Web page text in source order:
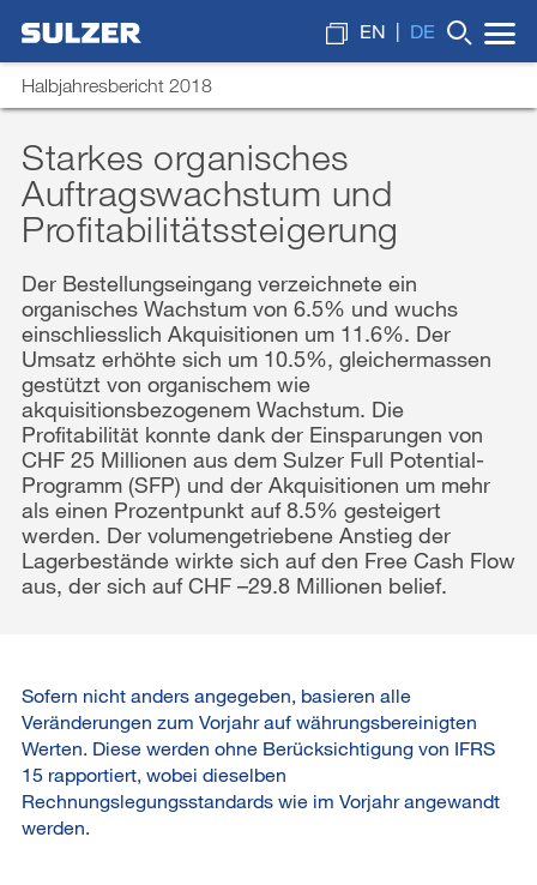
Halbjahresbericht 2018
EN DE
Brief an die Aktionärinnen und Aktionäre
Unsere Kennzahlen
Lagebericht
Finanzberichterstattung
Downloads
Wonach suchen Sie?
Starkes organisches
Auftragswachstum und
Profitabilitätssteigerung
Der Bestellungseingang verzeichnete ein
organisches Wachstum von 6.5% und wuchs
einschliesslich Akquisitionen um 11.6%. Der
Umsatz erhöhte sich um 10.5%, gleichermassen
gestützt von organischem wie
akquisitionsbezogenem Wachstum. Die
Profitabilität konnte dank der Einsparungen von
CHF 25 Millionen aus dem Sulzer Full Potential-
Programm (SFP) und der Akquisitionen um mehr
als einen Prozentpunkt auf 8.5% gesteigert
werden. Der volumengetriebene Anstieg der
Lagerbestände wirkte sich auf den Free Cash Flow
aus, der sich auf CHF –29.8 Millionen belief.
Sofern nicht anders angegeben, basieren alle
Veränderungen zum Vorjahr auf währungsbereinigten
Werten. Diese werden ohne Berücksichtigung von IFRS
15 rapportiert, wobei dieselben
Rechnungslegungsstandards wie im Vorjahr angewandt
werden.